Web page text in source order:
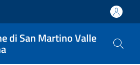
di San Martino Valle